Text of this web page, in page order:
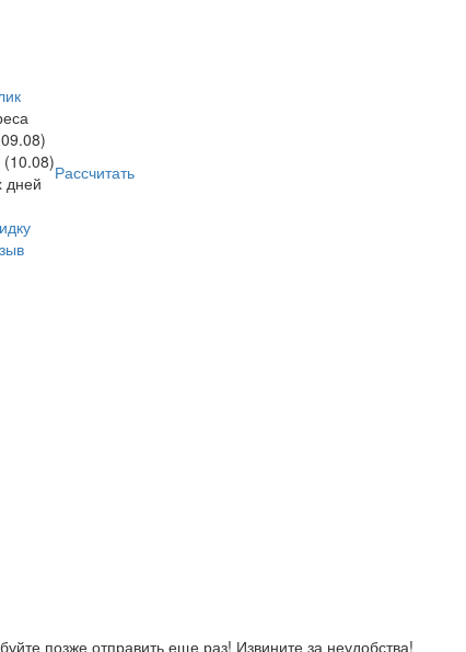
(10.08)Рассчитать
дней
позже отправить еще раз! Извините за неудобства!